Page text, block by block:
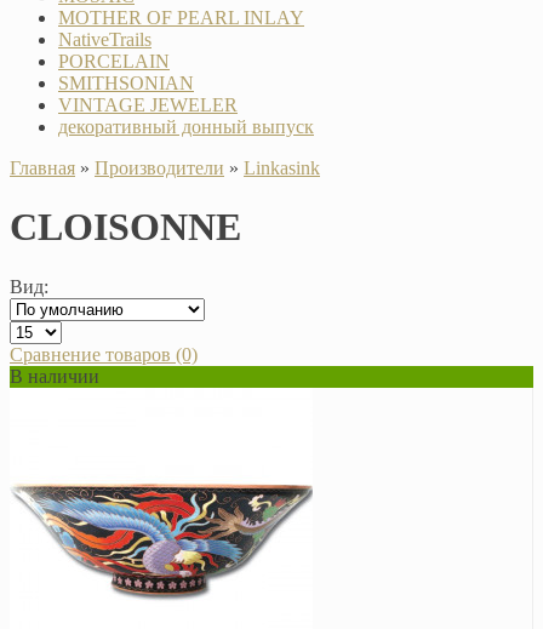
MOTHER OF PEARL INLAY
NativeTrails
PORCELAIN
SMITHSONIAN
VINTAGE JEWELER
декоративный донный выпуск
Главная » Производители » Linkasink
CLOISONNE
Вид:
Сравнение товаров (0)
В наличии